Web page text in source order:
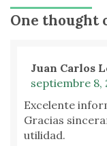
One thought
Juan Carlos
septiembre 8,
Excelente
Gracias
utilidad.